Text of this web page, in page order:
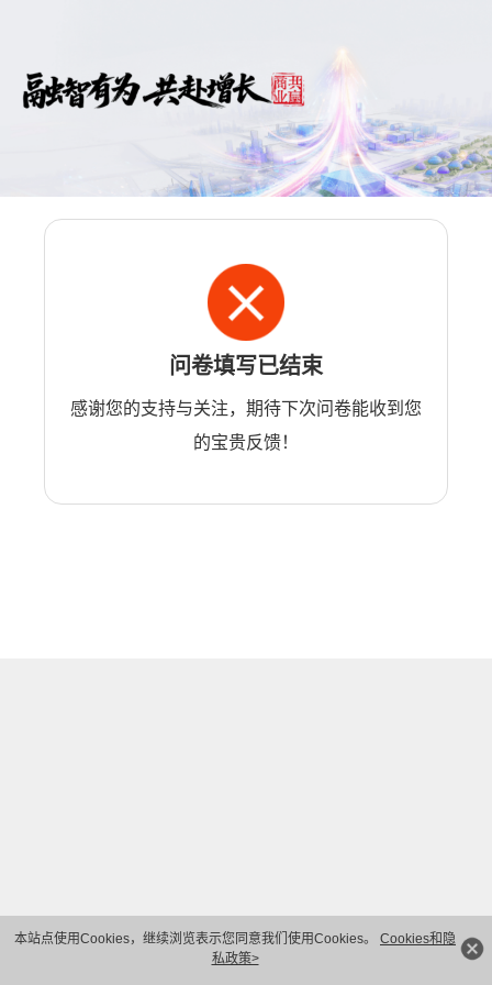
本站点使用Cookies，继续浏览表示您同意我们使用Cookies。 Cookies和隐
私政策>
问卷填写已结束
感谢您的支持与关注，期待下次问卷能收到您
的宝贵反馈！